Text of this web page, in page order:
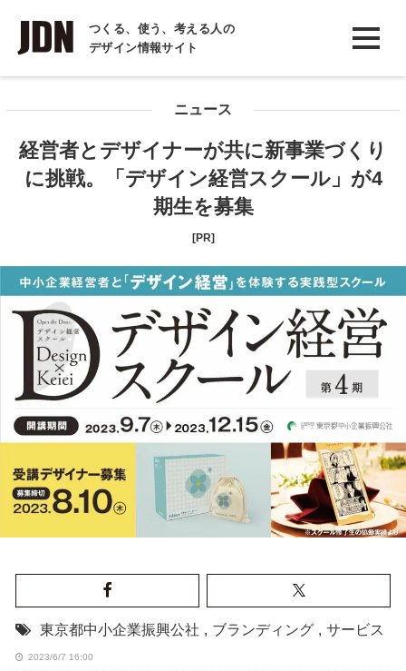
つくる、使う、考える人の
デザイン情報サイト
INTERVIEW
インタビュー
COLUMN
ニュース
経営者とデザイナーが共に新事業づくり
に挑戦。「デザイン経営スクール」が4
期生を募集
[PR]
東京都中小企業振興公社 , ブランディング , サービス
2023/6/7 16:00